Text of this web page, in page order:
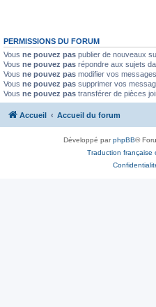
PERMISSIONS DU FORUM
Vous ne pouvez pas publier de nouveaux
Vous ne pouvez pas répondre aux sujets
Vous ne pouvez pas modifier vos
Vous ne pouvez pas supprimer vos
Vous ne pouvez pas transférer de pièces
Accueil Accueil du forum
Développé parphpBB®
Traduction française